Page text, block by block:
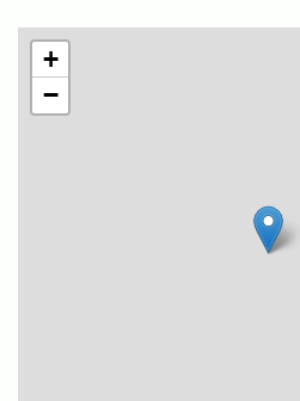
+
−